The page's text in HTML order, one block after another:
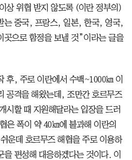
상 위협 받지 않도록 (이란 정부의)
는 중국, 프랑스, 일본, 한국, 영국,
곳으로 함정을 보낼 것”이라는 글을
후, 주로 이란에서 수백~1000㎞ 이
공격을 해왔는데, 조만간 호르무즈
시할 때 지원해달라는 입장을 드러
은 폭이 약 40㎞에 불과해 이란의
운데 호르무즈 해협을 주로 이용하
을 편성해 대응하겠다는 것이다. 이